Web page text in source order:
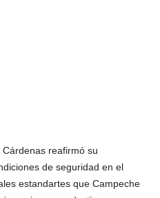
reafirmó su
de seguridad en el
estandartes que Campeche